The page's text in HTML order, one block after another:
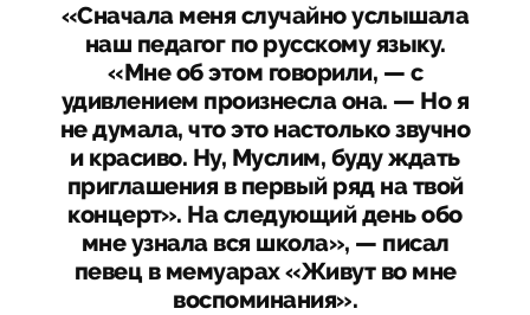
«Сначала меня случайно услышала
наш педагог по русскому языку.
«Мне об этом говорили, — с
удивлением произнесла она. — Но я
не думала, что это настолько звучно
и красиво. Ну, Муслим, буду ждать
приглашения в первый ряд на твой
концерт». На следующий день обо
мне узнала вся школа», — писал
певец в мемуарах «Живут во мне
воспоминания».